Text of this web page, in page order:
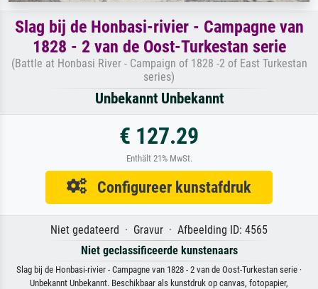
Slag bij de Honbasi-rivier - Campagne van
1828 - 2 van de Oost-Turkestan serie
(Battle at Honbasi River - Campaign of 1828 -2 of East Turkestan
series)
Unbekannt Unbekannt
€ 127.29
Enthält 21% MwSt.
Configureer kunstafdruk
Niet gedateerd · Gravur · Afbeelding ID: 4565
Niet geclassificeerde kunstenaars
Slag bij de Honbasi-rivier - Campagne van 1828 - 2 van de Oost-Turkestan serie ·
Unbekannt Unbekannt. Beschikbaar als kunstdruk op canvas, fotopapier,